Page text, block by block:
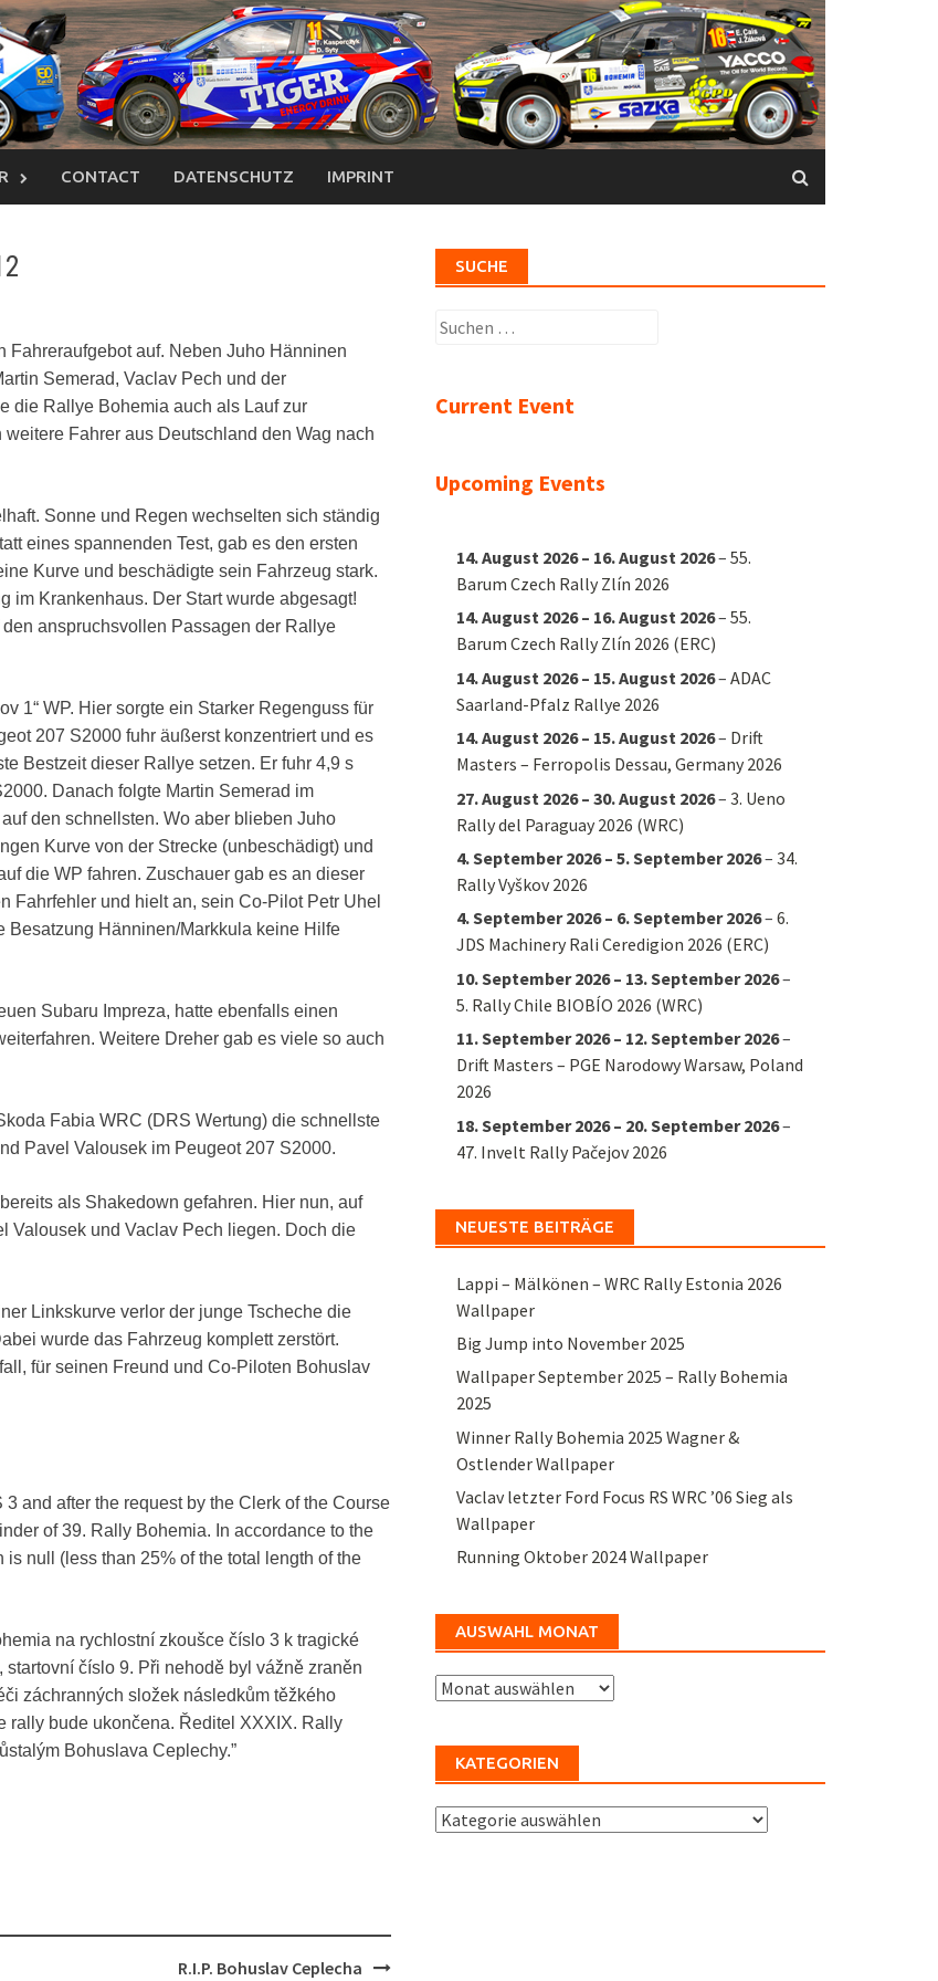
CONTACT DATENSCHUTZ IMPRINT
auf. Neben Juho Hänninen
Semerad, Vaclav Pech und der
die Rallye Bohemia auch als Lauf zur
Fahrer aus Deutschland den Wag nach
Sonne und Regen wechselten sich ständig
eines spannenden Test, gab es den ersten
Kurve und beschädigte sein Fahrzeug stark.
im Krankenhaus. Der Start wurde abgesagt!
anspruchsvollen Passagen der Rallye
1“ WP. Hier sorgte ein Starker Regenguss für
207 S2000 fuhr äußerst konzentriert und es
Bestzeit dieser Rallye setzen. Er fuhr 4,9 s
Danach folgte Martin Semerad im
den schnellsten. Wo aber blieben Juho
Kurve von der Strecke (unbeschädigt) und
die WP fahren. Zuschauer gab es an dieser
Fahrfehler und hielt an, sein Co-Pilot Petr Uhel
Besatzung Hänninen/Markkula keine Hilfe
Subaru Impreza, hatte ebenfalls einen
Weitere Dreher gab es viele so auch
Fabia WRC (DRS Wertung) die schnellste
Pavel Valousek im Peugeot 207 S2000.
als Shakedown gefahren. Hier nun, auf
Valousek und Vaclav Pech liegen. Doch die
Linkskurve verlor der junge Tscheche die
wurde das Fahrzeug komplett zerstört.
für seinen Freund und Co-Piloten Bohuslav
and after the request by the Clerk of the Course
of 39. Rally Bohemia. In accordance to the
null (less than 25% of the total length of the
na rychlostní zkoušce číslo 3 k tragické
číslo 9. Při nehodě byl vážně zraněn
záchranných složek následkům těžkého
rally bude ukončena. Ředitel XXXIX. Rally
Bohuslava Ceplechy.”
R.I.P. Bohuslav Ceplecha
SUCHE
Suchen
Current Event
Upcoming Events
14. August 2026 – 16. August 2026– 55.
Barum Czech Rally Zlín 2026
14. August 2026 – 16. August 2026– 55.
Barum Czech Rally Zlín 2026 (ERC)
14. August 2026 – 15. August 2026– ADAC
Saarland-Pfalz Rallye 2026
14. August 2026 – 15. August 2026– Drift
Masters – Ferropolis Dessau, Germany 2026
27. August 2026 – 30. August 2026– 3. Ueno
Rally del Paraguay 2026 (WRC)
4. September 2026 – 5. September 2026– 34.
Rally Vyškov 2026
4. September 2026 – 6. September 2026– 6.
JDS Machinery Rali Ceredigion 2026 (ERC)
10. September 2026 – 13. September 2026–
5. Rally Chile BIOBÍO 2026 (WRC)
11. September 2026 – 12. September 2026–
Drift Masters – PGE Narodowy Warsaw, Poland
2026
18. September 2026 – 20. September 2026–
47. Invelt Rally Pačejov 2026
NEUESTE BEITRÄGE
Lappi – Mälkönen – WRC Rally Estonia 2026
Wallpaper
Big Jump into November 2025
Wallpaper September 2025 – Rally Bohemia
2025
Winner Rally Bohemia 2025 Wagner &
Ostlender Wallpaper
Vaclav letzter Ford Focus RS WRC ’06 Sieg als
Wallpaper
Running Oktober 2024 Wallpaper
AUSWAHL MONAT
Auswahl
KATEGORIEN
Kategorien